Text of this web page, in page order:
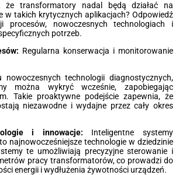
że transformatory nadal będą działać na
w takich krytycznych aplikacjach? Odpowiedź
procesów, nowoczesnych technologiach i
potrzeb.
Regularna konserwacja i monitorowanie
nowoczesnych technologii diagnostycznych,
można wykryć wcześnie, zapobiegając
Takie proaktywne podejście zapewnia, że
niezawodne i wydajne przez cały okres
i innowacje: Inteligentne systemy
najnowocześniejsze technologie w dziedzinie
te umożliwiają precyzyjne sterowanie i
pracy transformatorów, co prowadzi do
energii i wydłużenia żywotności urządzeń.